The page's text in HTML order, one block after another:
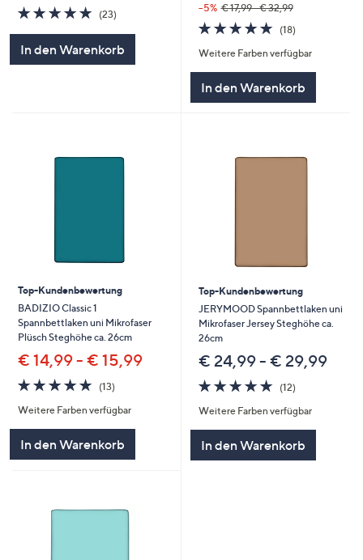
5.0
von
(23)23
In den Warenkorb
--5% € 17,99 - € 32,99
4.8
von
5
(18)18
Weitere Farben verfügbar
In den Warenkorb
Top-Kundenbewertung
BADIZIO Classic 1
Spannbettlaken uni Mikrofaser
Plüsch Steghöhe ca. 26cm
€ 14,99 - € 15,99
4.8
von
5
(13)13
Weitere Farben verfügbar
In den Warenkorb
Top-Kundenbewertung
JERYMOOD Spannbettlaken uni
Mikrofaser Jersey Steghöhe ca.
26cm
€ 24,99 - € 29,99
4.8
von
5
(12)12
Weitere Farben verfügbar
In den Warenkorb